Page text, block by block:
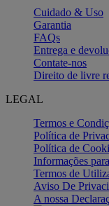
Cuidado & Uso
Garantia
FAQs
Entrega e
Contate-nos
Direito de livre
LEGAL
Termos e
Política de
Política de
Informações
Termos de
Aviso De
A nossa